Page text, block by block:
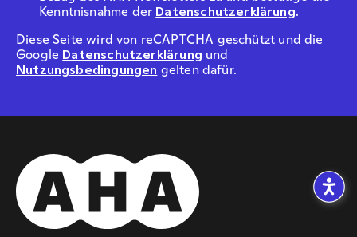
Kenntnisnahme der Datenschutzerklärung.
Diese Seite wird von reCAPTCHA geschützt und die
Google Datenschutzerklärung und
Nutzungsbedingungen gelten dafür.